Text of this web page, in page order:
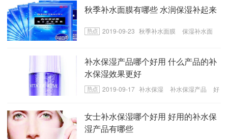
秋季补水面膜有哪些 水润保湿补起来
2019-09-23 秋季补水面膜
保湿补水面
补水保湿产品哪个好用 什么产品的补
水保湿效果更好
2019-09-17 补水保湿 补水保湿产品
好
女士补水保湿哪个好用 好用的补水保
湿产品有哪些